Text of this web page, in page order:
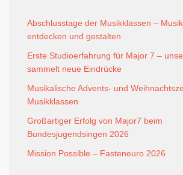
Abschlusstage der Musikklassen –
entdecken und gestalten
Erste Studioerfahrung für Major 7 –
sammelt neue Eindrücke
Musikalische Advents- und
Musikklassen
Großartiger Erfolg von Major7 beim
Bundesjugendsingen 2026
Mission Possible – Fasteneuro 2026